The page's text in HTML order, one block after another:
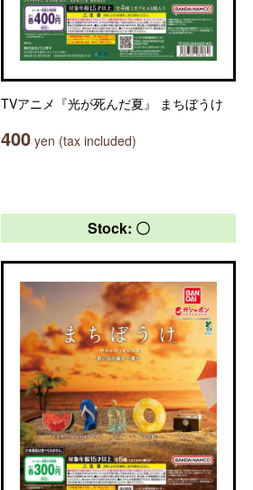
TVアニメ『光が死んだ夏』 まちぼうけ
400 yen (tax included)
Stock: 〇